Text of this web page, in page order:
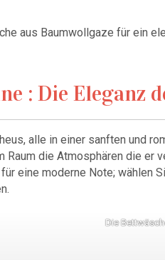
aus Baumwollgaze für ein
: Die Eleganz
alle in einer sanften und
Raum die Atmosphären die
eine moderne Note; wählen
Die